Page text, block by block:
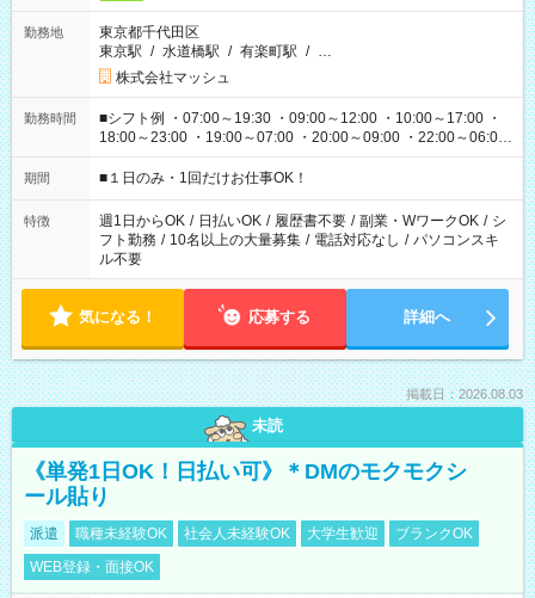
勤務地
東京都千代田区
東京駅 / 水道橋駅 / 有楽町駅 / …
株式会社マッシュ
勤務時間
■シフト例 ・07:00～19:30 ・09:00～12:00 ・10:00～17:00 ・
18:00～23:00 ・19:00～07:00 ・20:00～09:00 ・22:00～06:00
etc ★最短で3時間で5,120円のお仕事から 15時間で2万円近く稼
げるお仕事も！ ご希望のお時間に合わせてご紹介！ ※シフトは
ください！
期間 ■１日のみ・1回だけお仕事OK！
特徴 週1日からOK / 日払いOK / 履歴書不要 / 副業・WワークOK / シ
フト勤務 / 10名以上の大量募集 / 電話対応なし / パソコンスキ
ル不要
気になる！ 応募する 詳細へ
掲載日：2026.08.03
未読
《単発1日OK！日払い可》＊DMのモクモクシ
ール貼り
派遣 職種未経験OK 社会人未経験OK 大学生歓迎
ブランクOK
WEB登録・面接OK